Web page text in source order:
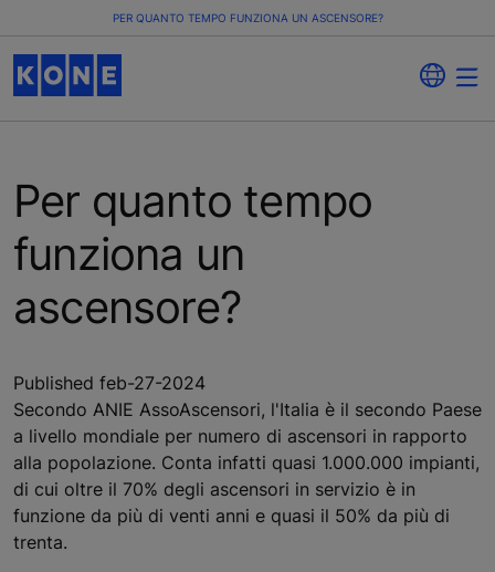
PER QUANTO TEMPO FUNZIONA UN ASCENSORE?
Per quanto tempo
funziona un
ascensore?
Published feb-27-2024
Secondo ANIE AssoAscensori, l'Italia è il secondo Paese
a livello mondiale per numero di ascensori in rapporto
alla popolazione. Conta infatti quasi 1.000.000 impianti,
di cui oltre il 70% degli ascensori in servizio è in
funzione da più di venti anni e quasi il 50% da più di
trenta.